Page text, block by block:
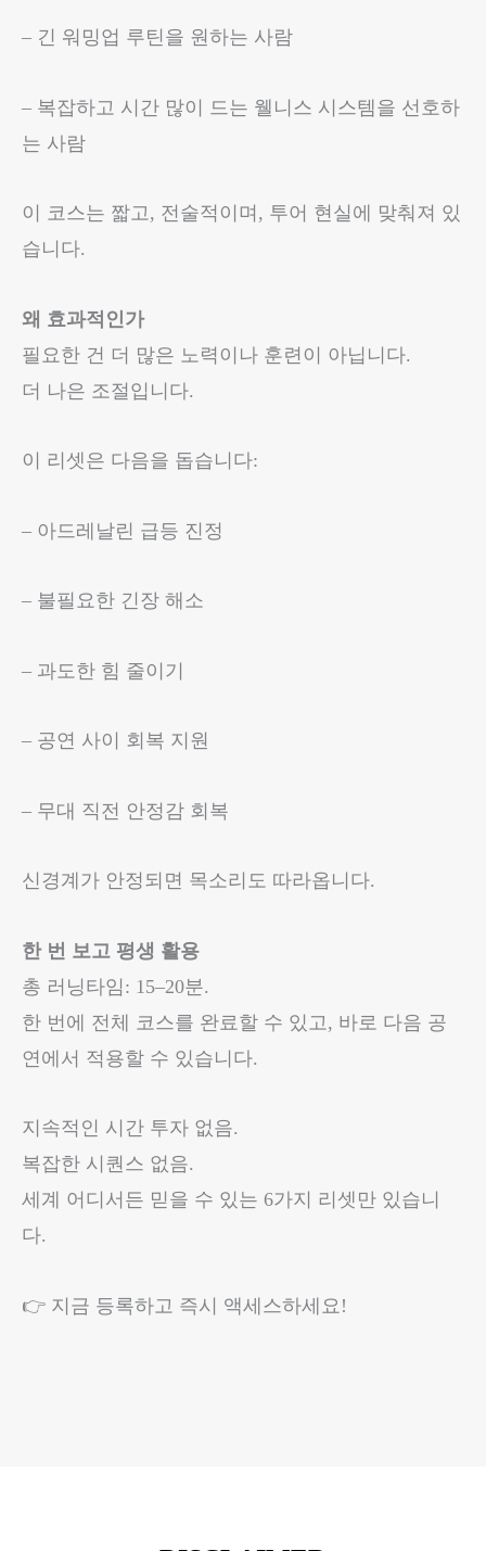
– 긴 워밍업 루틴을 원하는 사람
– 복잡하고 시간 많이 드는 웰니스 시스템을 선호하
는 사람
이 코스는 짧고, 전술적이며, 투어 현실에 맞춰져 있
습니다.
왜 효과적인가
필요한 건 더 많은 노력이나 훈련이 아닙니다.
더 나은 조절입니다.
이 리셋은 다음을 돕습니다:
– 아드레날린 급등 진정
– 불필요한 긴장 해소
– 과도한 힘 줄이기
– 공연 사이 회복 지원
– 무대 직전 안정감 회복
신경계가 안정되면 목소리도 따라옵니다.
한 번 보고 평생 활용
총 러닝타임: 15–20분.
한 번에 전체 코스를 완료할 수 있고, 바로 다음 공
연에서 적용할 수 있습니다.
지속적인 시간 투자 없음.
복잡한 시퀀스 없음.
세계 어디서든 믿을 수 있는 6가지 리셋만 있습니
다.
👉 지금 등록하고 즉시 액세스하세요!